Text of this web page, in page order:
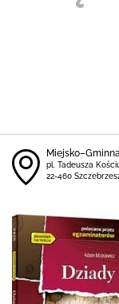
pl. Tadeusza
22-460